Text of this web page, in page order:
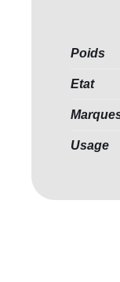
Poids
Etat
Usage